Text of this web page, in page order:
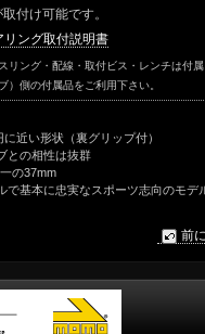
取付け可能です。
リング取付説明書
リング・配線・取付ビス・レンチは付属
）側の付属品をご利用下さい。
近い形状（裏グリップ付）
との相性は抜群
の37mm
で基本に忠実なスポーツ志向のモデ
前